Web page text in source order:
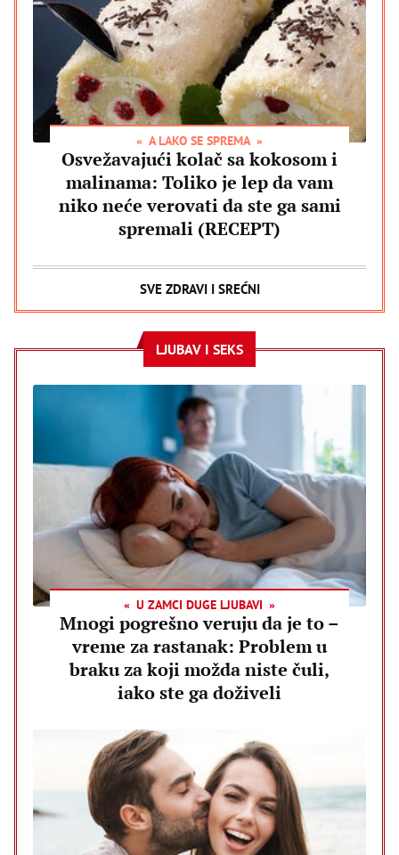
A LAKO SE SPREMA
Osvežavajući kolač sa kokosom i
malinama: Toliko je lep da vam
niko neće verovati da ste ga sami
spremali (RECEPT)
SVE ZDRAVI I SREĆNI
LJUBAV I SEKS
U ZAMCI DUGE LJUBAVI
Mnogi pogrešno veruju da je to –
vreme za rastanak: Problem u
braku za koji možda niste čuli,
iako ste ga doživeli